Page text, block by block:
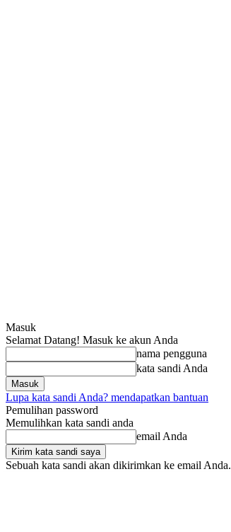
Masuk
Selamat Datang! Masuk ke akun Anda
nama pengguna
kata sandi Anda
Lupa kata sandi Anda? mendapatkan bantuan
Pemulihan password
Memulihkan kata sandi anda
email Anda
Sebuah kata sandi akan dikirimkan ke email Anda.